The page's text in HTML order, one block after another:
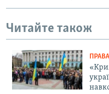
Читайте також